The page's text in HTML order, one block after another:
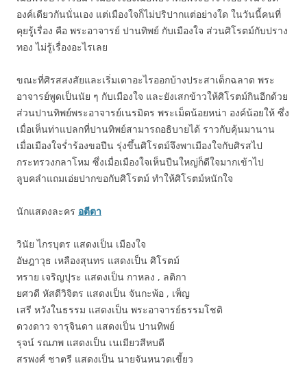
องค์เดียวกันนั่นเอง แต่เมืองใจก็ไม่ปริปากแต่อย่างใด ในวันนี้คนที่
คุยรู้เรื่อง คือ พระอาจารย์ ปานทิพย์ กับเมืองใจ ส่วนศิโรตม์กับปราง
ทอง ไม่รู้เรื่องอะไรเลย
ขณะที่ศิรสสงสัยและเริ่มเดาอะไรออกบ้างประสาเด็กฉลาด พระ
อาจารย์พูดเป็นนัย ๆ กับเมืองใจ และยังเสกข้าวให้ศิโรตม์กินอีกด้วย
ส่วนปานทิพย์พระอาจารย์เนรมิตร พระเม็ดน้อยหน่า องค์น้อยให้ ซึ่ง
เมื่อเห็นท่าแปลกที่ปานทิพย์สามารถอธิบายได้ ราวกับคุ้นมานาน
เมื่อเมืองใจร่ำร้องขอปืน รุ่งขึ้นศิโรตม์จึงพาเมืองใจกับศิรสไป
กระทรวงกลาโหม ซึ่งเมื่อเมืองใจเห็นปืนใหญ่ก็ดีใจมากเข้าไป
ลูบคลำแถมเอ่ยปากขอกับศิโรตม์ ทำให้ศิโรตม์หนักใจ
นักแสดงละคร อตีตา
วินัย ไกรบุตร แสดงเป็น เมืองใจ
อัษฎาวุธ เหลืองสุนทร แสดงเป็น ศิโรตม์
ทราย เจริญปุระ แสดงเป็น กาหลง , ลติกา
ยศวดี หัสดีวิจิตร แสดงเป็น จันกะพ้อ , เพ็ญ
เสรี หวังในธรรม แสดงเป็น พระอาจารย์ธรรมโชติ
ดวงดาว จารุจินดา แสดงเป็น ปานทิพย์
รุจน์ รณภพ แสดงเป็น เนเมียวสีหบดี
สรพงศ์ ชาตรี แสดงเป็น นายจันหนวดเขี้ยว